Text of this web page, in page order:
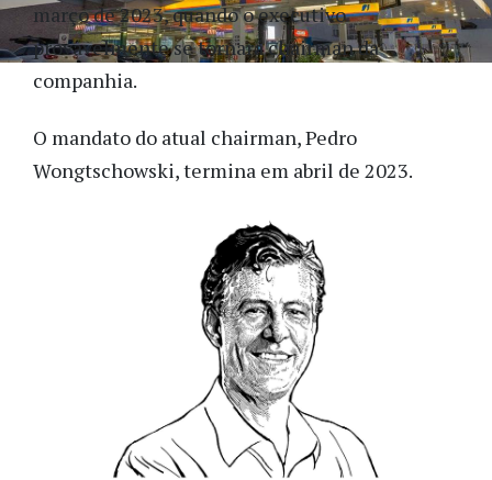
março de 2023, quando o executivo
provavelmente se tornará chairman da
companhia.
O mandato do atual chairman, Pedro
Wongtschowski, termina em abril de 2023.